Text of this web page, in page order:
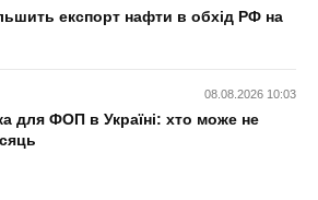
експорт нафти в обхід РФ на
08.08.2026 10:03
для ФОП в Україні: хто може не